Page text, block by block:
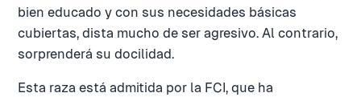
bien educado y con sus necesidades básicas
cubiertas, dista mucho de ser agresivo. Al contrario,
sorprenderá su docilidad.
Esta raza está admitida por la FCI, que ha